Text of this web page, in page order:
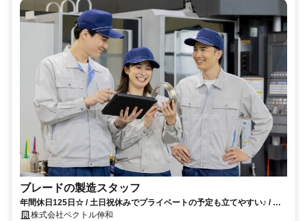
ブレードの製造スタッフ
年間休日125日☆ / 土日祝休みでプライベートの予定も立てやすい♪ / 未
経験OK！
株式会社ベクトル伸和